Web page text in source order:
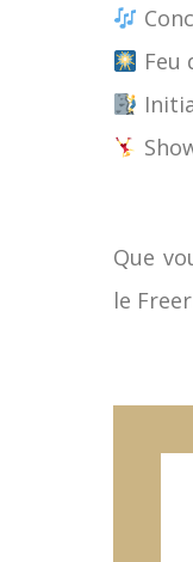
Feu
Que
le